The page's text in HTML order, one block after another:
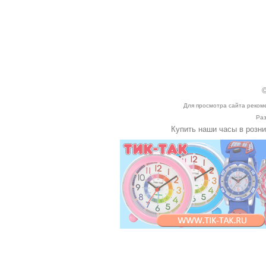
Для просмотра сайта
Купить наши часы в